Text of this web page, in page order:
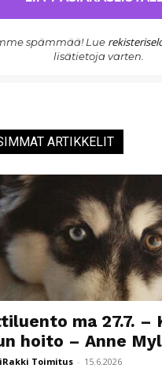
spämmää! Lue
lisätietoja varten.
ARTIKKELIT
ma 27.7. –
hoito – Anne
Toimitus - 15.6.2026